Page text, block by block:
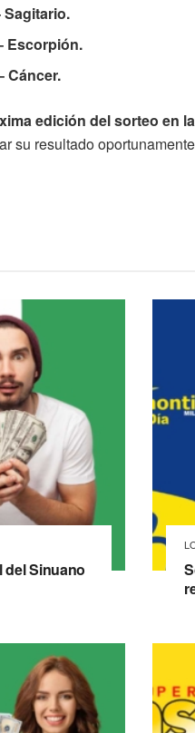
Sagitario.
Escorpión.
Cáncer.
edición del sorteo en
su resultado
del Sinuano